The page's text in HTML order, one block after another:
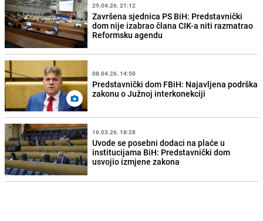
29.04.26. 21:12
Završena sjednica PS BiH: Predstavnički
dom nije izabrao člana CIK-a niti razmatrao
Reformsku agendu
08.04.26. 14:50
Predstavnički dom FBiH: Najavljena podrška
zakonu o Južnoj interkonekciji
16.03.26. 18:28
Uvode se posebni dodaci na plaće u
institucijama BiH: Predstavnički dom
usvojio izmjene zakona